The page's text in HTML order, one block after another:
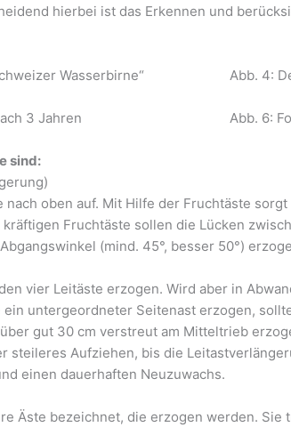
hierbei ist das Erkennen und
Wasserbirne“ Abb. 4:
3 Jahren Abb. 6:
sind:
oben auf. Mit Hilfe der Fruchtäste
Fruchtäste sollen die Lücken
(mind. 45°, besser 50°)
vier Leitäste erzogen. Wird aber in
untergeordneter Seitenast erzogen,
gut 30 cm verstreut am Mitteltrieb
steileres Aufziehen, bis die
einen dauerhaften Neuzuwachs.
Äste bezeichnet, die erzogen werden.